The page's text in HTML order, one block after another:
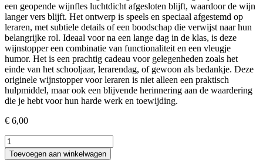
een geopende wijnfles luchtdicht afgesloten blijft, waardoor de wijn
langer vers blijft. Het ontwerp is speels en speciaal afgestemd op
leraren, met subtiele details of een boodschap die verwijst naar hun
belangrijke rol. Ideaal voor na een lange dag in de klas, is deze
wijnstopper een combinatie van functionaliteit en een vleugje
humor. Het is een prachtig cadeau voor gelegenheden zoals het
einde van het schooljaar, lerarendag, of gewoon als bedankje. Deze
originele wijnstopper voor leraren is niet alleen een praktisch
hulpmiddel, maar ook een blijvende herinnering aan de waardering
die je hebt voor hun harde werk en toewijding.
€ 6,00
wijnstop
teacher
aantal
Toevoegen aan winkelwagen